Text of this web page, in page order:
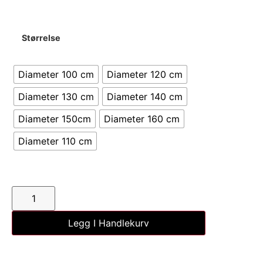
Størrelse
Diameter 100 cm
Diameter 120 cm
Diameter 130 cm
Diameter 140 cm
Diameter 150cm
Diameter 160 cm
Diameter 110 cm
Legg I Handlekurv